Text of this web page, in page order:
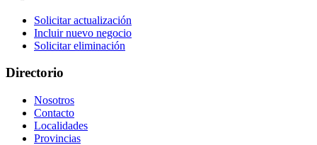
Solicitar actualización
Incluir nuevo negocio
Solicitar eliminación
Directorio
Nosotros
Contacto
Localidades
Provincias